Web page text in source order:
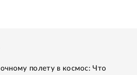
полету в космос: Что